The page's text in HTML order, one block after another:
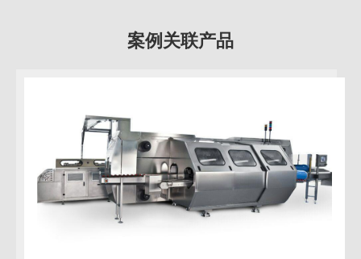
案例关联产品